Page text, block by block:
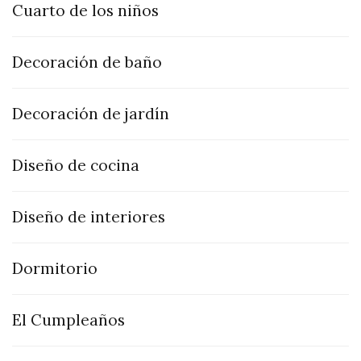
Cuarto de los niños
Decoración de baño
Decoración de jardín
Diseño de cocina
Diseño de interiores
Dormitorio
El Cumpleaños